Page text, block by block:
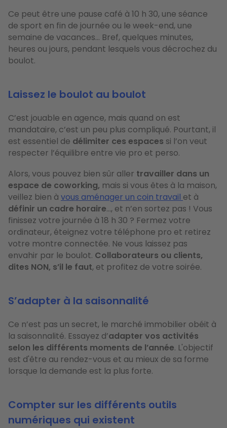
Ce peut être une pause café à 10 h 30, une séance
de sport en fin de journée ou le week-end, une
semaine de vacances… Bref, quelques minutes,
heures ou jours, pendant lesquels vous décrochez du
boulot.
Laissez le boulot au boulot
C’est jouable en agence, mais quand on est
mandataire, c’est un peu plus compliqué. Pourtant, il
est essentiel de délimiter ces espaces si l’on veut
respecter l’équilibre entre vie pro et perso.
Alors, vous pouvez bien sûr aller travailler dans un
espace de coworking, mais si vous êtes à la maison,
veillez bien à vous aménager un coin travail et à
définir un cadre horaire…, et n’en sortez pas ! Vous
finissez votre journée à 18 h 30 ? Fermez votre
ordinateur, éteignez votre téléphone pro et retirez
votre montre connectée. Ne vous laissez pas
envahir par le boulot. Collaborateurs ou clients,
dites NON, s’il le faut, et profitez de votre soirée.
S’adapter à la saisonnalité
Ce n’est pas un secret, le marché immobilier obéit à
la saisonnalité. Essayez d’adapter vos activités
selon les différents moments de l’année. L'objectif
est d'être au rendez-vous et au mieux de sa forme
lorsque la demande est la plus forte.
Compter sur les différents outils
numériques qui existent